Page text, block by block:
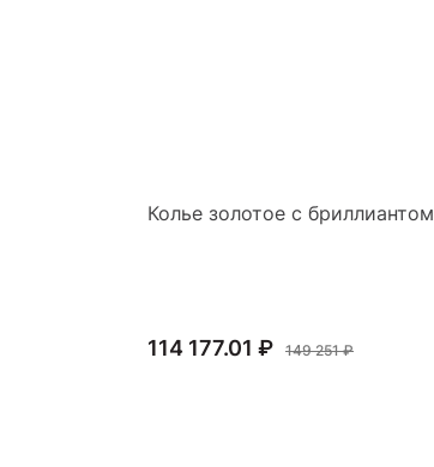
Колье золотое с бриллиантом
114 177.01 ₽ 149 251 ₽